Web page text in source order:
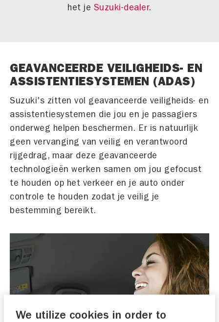
het je Suzuki-dealer.
GEAVANCEERDE VEILIGHEIDS- EN
ASSISTENTIESYSTEMEN (ADAS)
Suzuki's zitten vol geavanceerde veiligheids- en
assistentiesystemen die jou en je passagiers
onderweg helpen beschermen. Er is natuurlijk
geen vervanging van veilig en verantwoord
rijgedrag, maar deze geavanceerde
technologieën werken samen om jou gefocust
te houden op het verkeer en je auto onder
controle te houden zodat je veilig je
bestemming bereikt.
We utilize cookies in order to